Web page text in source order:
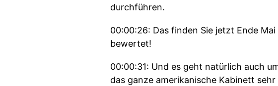
durchführen.
00:00:26: Das finden Sie jetzt Ende
bewertet!
00:00:31: Und es geht natürlich auch
das ganze amerikanische Kabinett sehr